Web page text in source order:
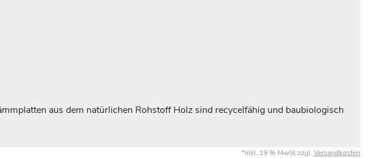
aus dem natürlichen Rohstoff Holz sind recycelfähig und baubiologisch
*inkl. 19 % MwSt zzgl. Versandkosten